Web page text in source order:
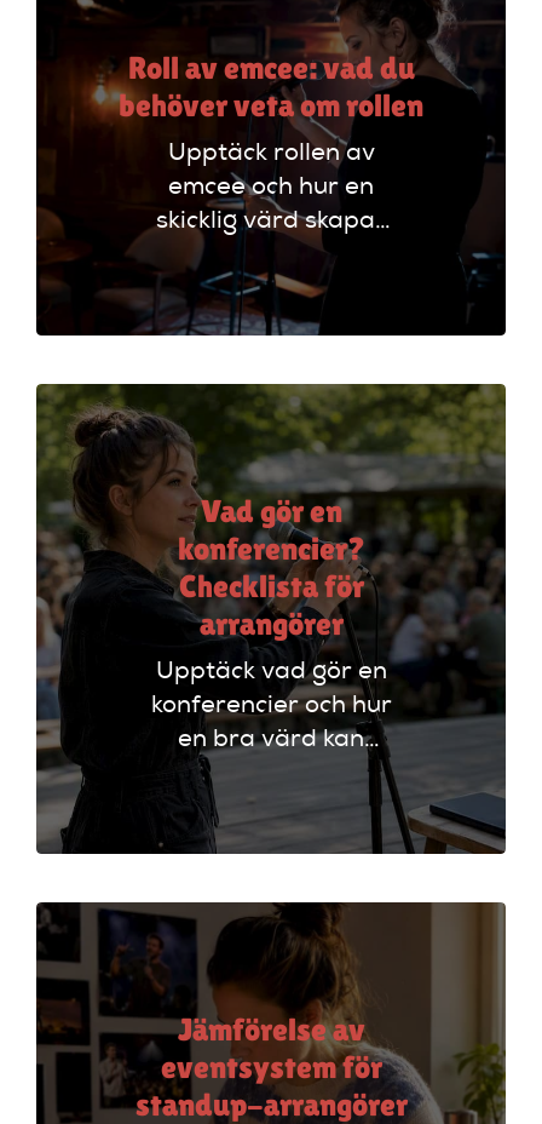
Roll av emcee: vad du
behöver veta om rollen
Upptäck rollen av
emcee och hur en
skicklig värd skapar
oförglömliga
evenemang genom
att styra
engagera publiken.
Vad gör en
konferencier?
Checklista för
arrangörer
Upptäck vad gör en
konferencier och hur
en bra värd kan
lyfta ditt event. Följ
vår checklista för
att säkerställa en
arrangemang!
Jämförelse av
eventsystem för
standup-arrangörer